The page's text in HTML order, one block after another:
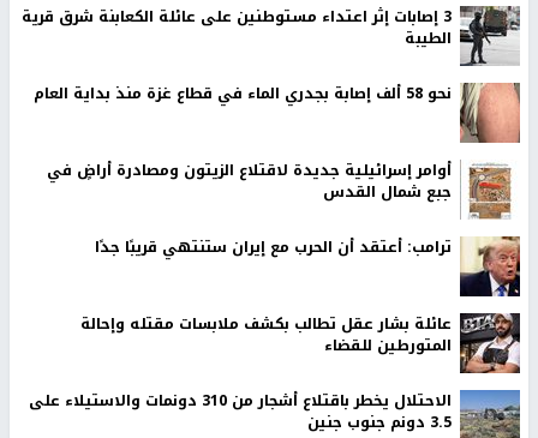
‏3 إصابات إثر اعتداء مستوطنين على عائلة الكعابنة شرق قرية
الطيبة
نحو 58 ألف إصابة بجدري الماء في قطاع غزة منذ بداية العام
أوامر إسرائيلية جديدة لاقتلاع الزيتون ومصادرة أراضٍ في
جبع شمال القدس
ترامب: أعتقد أن الحرب مع إيران ستنتهي قريبًا جدًا
عائلة بشار عقل تطالب بكشف ملابسات مقتله وإحالة
المتورطين للقضاء
الاحتلال يخطر باقتلاع أشجار من 310 دونمات والاستيلاء على
3.5 دونم جنوب جنين